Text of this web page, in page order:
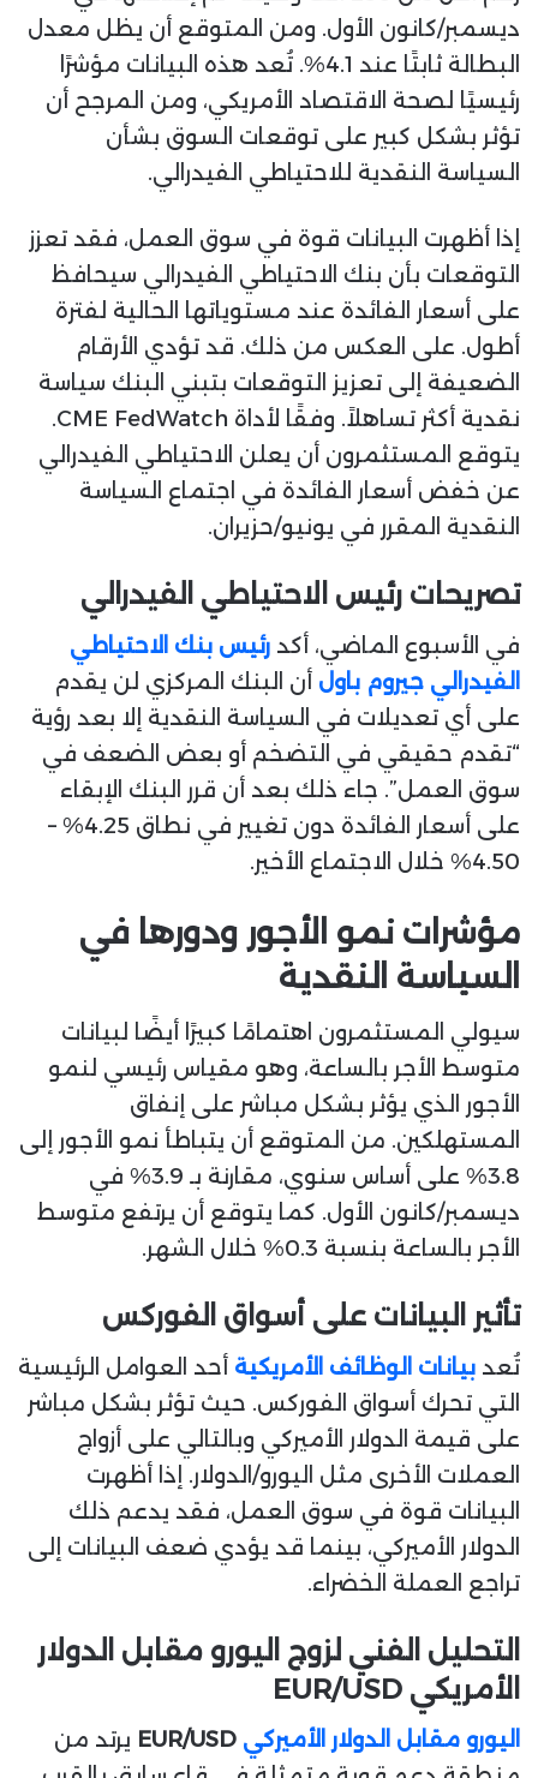
ديسمبر/كانون الأول. ومن المتوقع أن يظل معدل
البطالة ثابتًا عند 4.1%. تُعد هذه البيانات مؤشرًا
رئيسيًا لصحة الاقتصاد الأمريكي، ومن المرجح أن
تؤثر بشكل كبير على توقعات السوق بشأن
السياسة النقدية للاحتياطي الفيدرالي.
إذا أظهرت البيانات قوة في سوق العمل، فقد تعزز
التوقعات بأن بنك الاحتياطي الفيدرالي سيحافظ
على أسعار الفائدة عند مستوياتها الحالية لفترة
أطول. على العكس من ذلك. قد تؤدي الأرقام
الضعيفة إلى تعزيز التوقعات بتبني البنك سياسة
نقدية أكثر تساهلاً. وفقًا لأداة CME FedWatch.
يتوقع المستثمرون أن يعلن الاحتياطي الفيدرالي
عن خفض أسعار الفائدة في اجتماع السياسة
النقدية المقرر في يونيو/حزيران.
تصريحات رئيس الاحتياطي الفيدرالي
في الأسبوع الماضي، أكد رئيس بنك الاحتياطي
الفيدرالي جيروم باول أن البنك المركزي لن يقدم
على أي تعديلات في السياسة النقدية إلا بعد رؤية
“تقدم حقيقي في التضخم أو بعض الضعف في
سوق العمل”. جاء ذلك بعد أن قرر البنك الإبقاء
على أسعار الفائدة دون تغيير في نطاق 4.25% –
4.50% خلال الاجتماع الأخير.
مؤشرات نمو الأجور ودورها في
السياسة النقدية
سيولي المستثمرون اهتمامًا كبيرًا أيضًا لبيانات
متوسط الأجر بالساعة، وهو مقياس رئيسي لنمو
الأجور الذي يؤثر بشكل مباشر على إنفاق
المستهلكين. من المتوقع أن يتباطأ نمو الأجور إلى
3.8% على أساس سنوي، مقارنة بـ 3.9% في
ديسمبر/كانون الأول. كما يتوقع أن يرتفع متوسط
الأجر بالساعة بنسبة 0.3% خلال الشهر.
تأثير البيانات على أسواق الفوركس
تُعد بيانات الوظائف الأمريكية أحد العوامل الرئيسية
التي تحرك أسواق الفوركس. حيث تؤثر بشكل مباشر
على قيمة الدولار الأميركي وبالتالي على أزواج
العملات الأخرى مثل اليورو/الدولار. إذا أظهرت
البيانات قوة في سوق العمل، فقد يدعم ذلك
الدولار الأميركي، بينما قد يؤدي ضعف البيانات إلى
تراجع العملة الخضراء.
التحليل الفني لزوج اليورو مقابل الدولار
الأمريكي EUR/USD
اليورو مقابل الدولار الأميركي
يرتد من